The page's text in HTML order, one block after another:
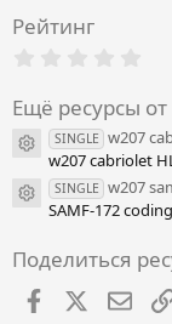
Рейтинг
0
з
в
ё
з
д
Ещё ресурсы
Иконка ресурса
SINGLE w207
w207 cabriolet
Иконка ресурса
SINGLE w207
SAMF-172 coding
Поделиться
Facebook